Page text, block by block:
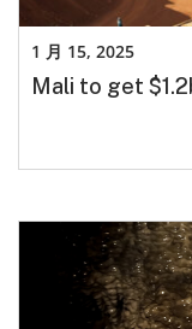
Mali to get
1 月 15, 2025